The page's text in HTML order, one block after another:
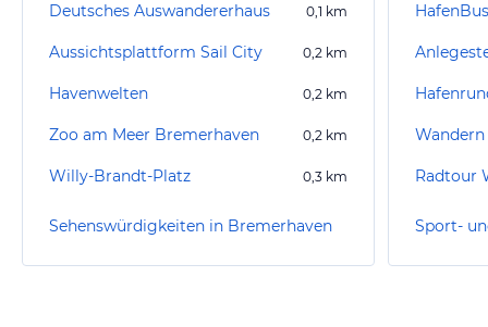
Deutsches Auswandererhaus 0,1 km
Aussichtsplattform Sail City 0,2 km
Havenwelten 0,2 km
Zoo am Meer Bremerhaven 0,2 km
Willy-Brandt-Platz 0,3 km
Sehenswürdigkeiten in Bremerhaven
HafenBus